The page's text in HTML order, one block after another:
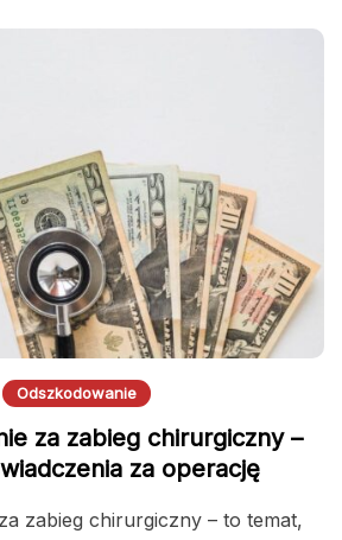
Odszkodowanie
za zabieg chirurgiczny –
za operację
zabieg chirurgiczny – to temat,